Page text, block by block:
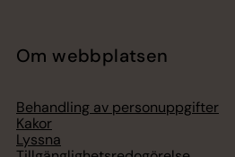
Om webbplatsen
Behandling av personuppgifter
Kakor
Lyssna